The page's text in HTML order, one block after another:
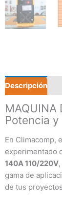
Descripción
MAQUINA
Potencia
En Climacomp,
experimentado
140A 110/220V
gama de
de tus